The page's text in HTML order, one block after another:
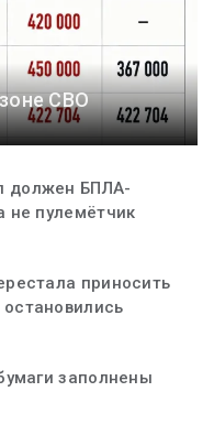
СВО
должен БПЛА-
не пулемётчик
приносить
заполнены